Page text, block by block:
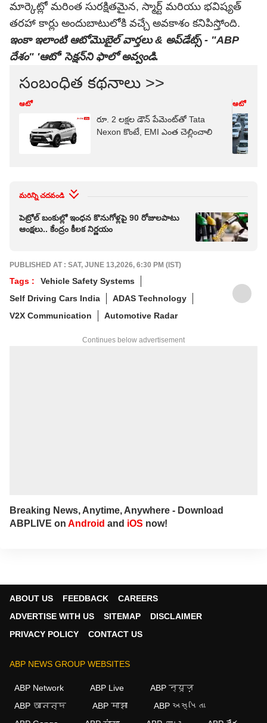
మార్కెట్లో మరింత సురక్షితమైన, స్మార్ట్ మరియు భవిష్యత్
తరహా కార్లు అందుబాటులోకి వచ్చే అవకాశం కనిపిస్తోంది.
ఇంకా ఇలాంటి ఆటోమొబైల్‌ వార్తలు & అప్‌డేట్స్‌ - "ABP
దేశం" 'ఆటో' సెక్షన్‌ని ఫాలో అవ్వండి.
సంబంధిత కథనాలు >>
ఆటో
రూ. 2 లక్షల డౌన్ పేమెంట్‌తో Tata
Nexon కొంటే, EMI ఎంత చెల్లించాలి
ఆటో
మరిన్ని చదవండి
పెట్రోల్ బంకుల్లో ఇంధన కొనుగోళ్లపై 90 రోజులపాటు
ఆంక్షలు.. కేంద్రం కీలక నిర్ణయం
PUBLISHED AT : SAT, JUNE 13,2026, 6:30 PM (IST)
Tags :
Vehicle Safety Systems
Self Driving Cars India
ADAS Technology
V2X Communication
Automotive Radar
Continues below advertisement
Breaking News, Anytime, Anywhere - Download
ABPLIVE on Android and iOS now!
ABOUT US FEEDBACK
CAREERS
ADVERTISE WITH US
SITEMAP
DISCLAIMER
PRIVACY POLICY
CONTACT US
ABP NEWS GROUP WEBSITES
ABP Network ABP Live
ABP न्यूज़
ABP আনন্দ
ABP माझा
ABP અસ્મિતા